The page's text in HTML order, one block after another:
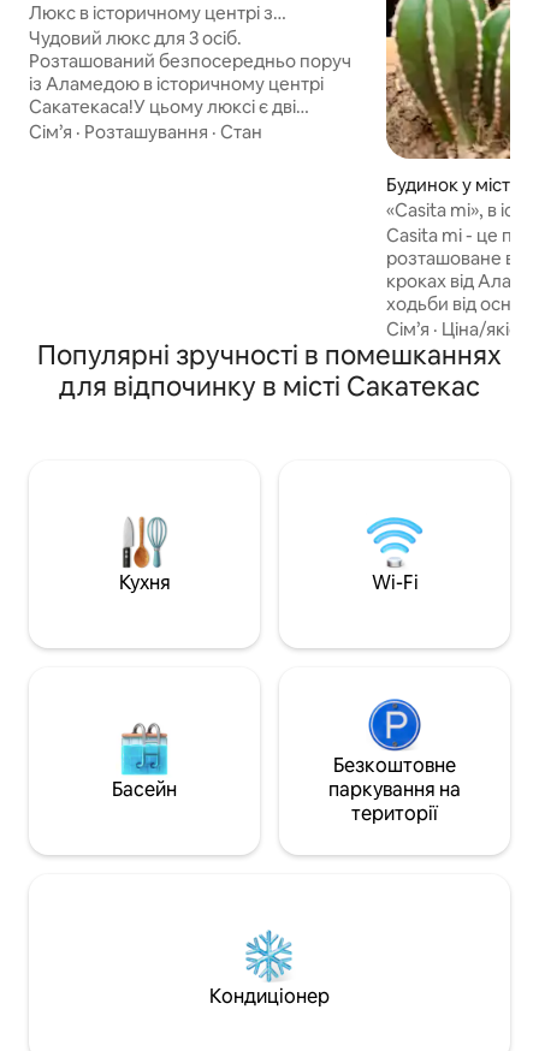
Люкс в історичному центрі з
паркувальним місцем №4
Чудовий люкс для 3 осіб.
Розташований безпосередньо поруч
із Аламедою в історичному центрі
Сакатекаса!У цьому люксі є дві
спальні, перша з них має двоспальне
додаткову плату. Приходьте і
закохайтеся в найкрасивіше місто
Мексики!
Сім’я · Розташування · Стан
Будинок у місті
«Casita mi», в
Сакатекас.
Casita mi - це
розташоване
кроках від
ходьби від
Історичного
традиційному
будинку, який
сакатеканські
ресторанами,
'ятками навколо
Сім’я · Ціна/якість
Популярні зручності в помешканнях
для відпочинку в місті Сакатекас
Кухня Wi-Fi
Басейн
Безкоштовне
паркування на
території
Кондиціонер